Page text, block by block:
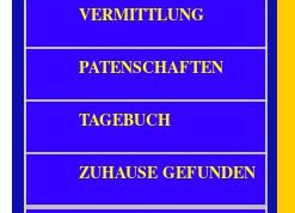
VERMITTLUNG
PATENSCHAFTEN
TAGEBUCH
ZUHAUSE GEFUNDEN